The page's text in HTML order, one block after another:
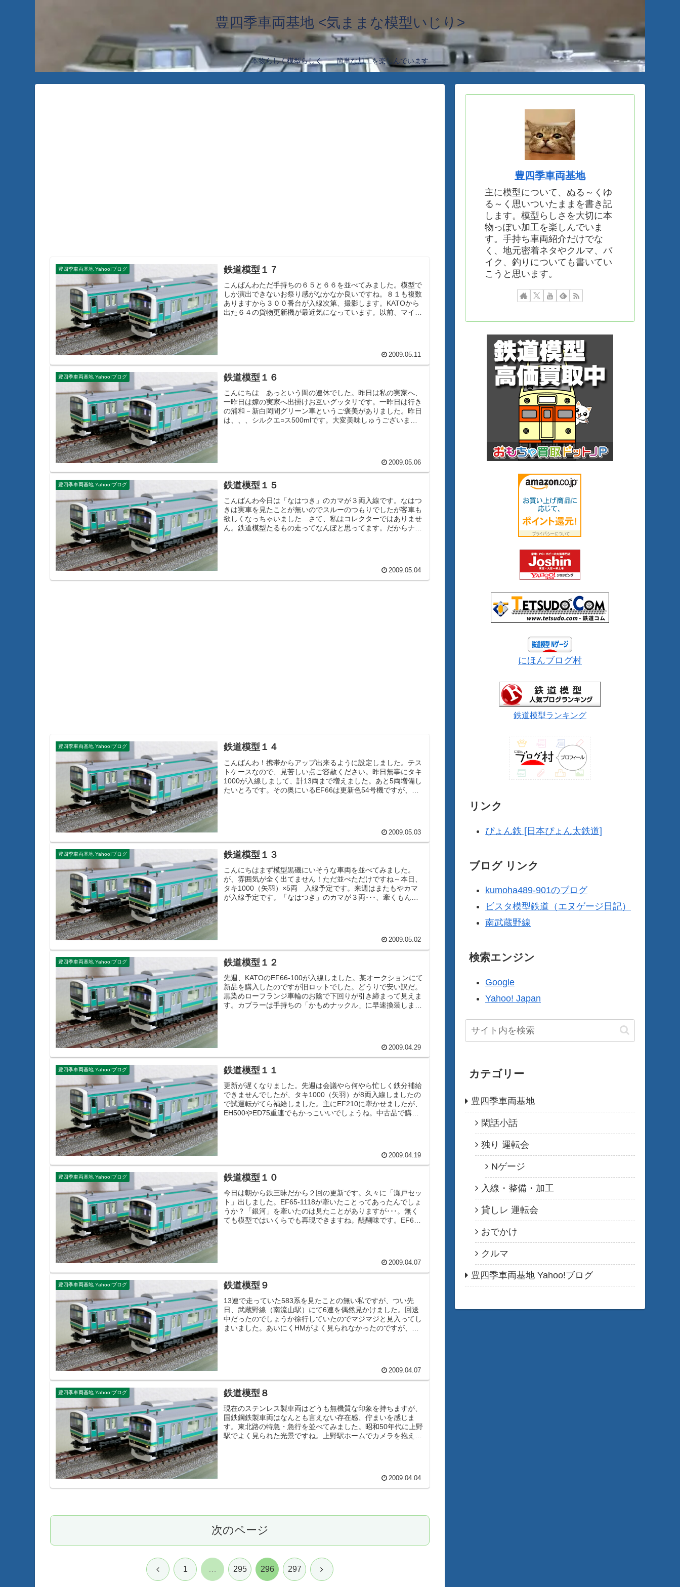
豊四季車両基地 <気ままな模型いじり>
本物らしく模型らしく… 簡単な加工を楽しんでいます
豊四季車両基地 Yahoo!ブログ 鉄道模型１７
こんばんわただ手持ちの６５と６６を並べてみました。模型で
しか演出できないお祭り感がなかなか良いですね。８１も複数
ありますから３００番台が入線次第、撮影します。KATOから
出た６４の貨物更新機が最近気になっています。以前、マイ○
2009.05.11
豊四季車両基地 Yahoo!ブログ 鉄道模型１６
こんにちは あっという間の連休でした。昨日は私の実家へ、
一昨日は嫁の実家へ出掛けお互いグッタリです。一昨日は行き
の浦和－新白岡間グリーン車というご褒美がありました。昨日
は、、、シルクエ○ス500mlです。大変美味しゅうございまし
2009.05.06
豊四季車両基地 Yahoo!ブログ 鉄道模型１５
こんばんわ今日は「なはつき」のカマが３両入線です。なはつ
きは実車を見たことが無いのでスルーのつもりでしたが客車も
欲しくなっちゃいました…さて、私はコレクターではありませ
ん。鉄道模型たるもの走ってなんぼと思ってます。だからナン
2009.05.04
豊四季車両基地 Yahoo!ブログ 鉄道模型１４
こんばんわ！携帯からアップ出来るように設定しました。テス
トケースなので、見苦しい点ご容赦ください。昨日無事にタキ
1000が入線しまして、計13両まで増えました。あと5両増備し
たいとろです。その奥にいるEF66は更新色54号機ですが、動
2009.05.03
豊四季車両基地 Yahoo!ブログ 鉄道模型１３
こんにちはまず模型黒磯にいそうな車両を並べてみました。
が、雰囲気が全く出てません！ただ並べただけですね～本日、
タキ1000（矢羽）×5両 入線予定です。来週はまたもやカマ
が入線予定です。「なはつき」のカマが３両･･･、牽くもん無
2009.05.02
豊四季車両基地 Yahoo!ブログ 鉄道模型１２
先週、KATOのEF66-100が入線しました。某オークションにて
新品を購入したのですが旧ロットでした。どうりで安い訳だ。
黒染めローフランジ車輪のお陰で下回りが引き締まって見えま
す。カプラーは手持ちの「かもめナックル」に早速換装しまし
2009.04.29
豊四季車両基地 Yahoo!ブログ 鉄道模型１１
更新が遅くなりました。先週は会議やら何やら忙しく鉄分補給
できませんでしたが、タキ1000（矢羽）が8両入線しましたの
で試運転がてら補給しました。主にEF210に牽かせましたが、
EH500やED75重連でもかっこいいでしょうね。中古品で購入
2009.04.19
豊四季車両基地 Yahoo!ブログ 鉄道模型１０
今日は朝から鉄三昧だから２回の更新です。久々に「瀬戸セッ
ト」出しました。EF65-1118が牽いたことってあったんでしょ
うか？「銀河」を牽いたのは見たことがありますが･･･。無く
ても模型ではいくらでも再現できますね。醍醐味です。EF65-
2009.04.07
豊四季車両基地 Yahoo!ブログ 鉄道模型９
13連で走っていた583系を見たことの無い私ですが、つい先
日、武蔵野線（南流山駅）にて6連を偶然見かけました。回送
中だったのでしょうか徐行していたのでマジマジと見入ってし
まいました。あいにくHMがよく見られなかったのですが、臨
2009.04.07
豊四季車両基地 Yahoo!ブログ 鉄道模型８
現在のステンレス製車両はどうも無機質な印象を持ちますが、
国鉄鋼鉄製車両はなんとも言えない存在感、佇まいを感じま
す。東北路の特急・急行を並べてみました。昭和50年代に上野
駅でよく見られた光景ですね。上野駅ホームでカメラを抱えな
2009.04.04
次のページ
前 1 … 295 296 297 次
豊四季車両基地
主に模型について、ぬる～くゆ
る～く思いついたままを書き記
します。模型らしさを大切に本
物っぽい加工を楽しんでいま
す。手持ち車両紹介だけでな
く、地元密着ネタやクルマ、バ
イク、釣りについても書いてい
こうと思います。
にほんブログ村
鉄道模型ランキング
リンク
ぴょん鉄 [日本ぴょん太鉄道]
ブログ リンク
kumoha489-901のブログ
ビスタ模型鉄道（エヌゲージ日記）
南武蔵野線
検索エンジン
Google
Yahoo! Japan
カテゴリー
豊四季車両基地
閑話小話
独り 運転会
Nゲージ
入線・整備・加工
貸しレ 運転会
おでかけ
クルマ
豊四季車両基地 Yahoo!ブログ